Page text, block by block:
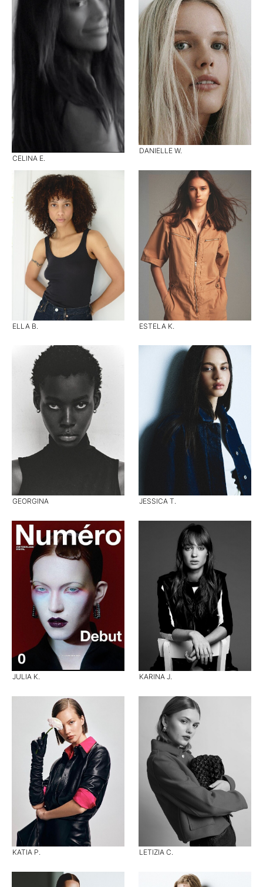
CELINA E.
DANIELLE W.
ELLA B. ESTELA K.
GEORGINA JESSICA T.
JULIA K. KARINA J.
KATIA P. LETIZIA C.